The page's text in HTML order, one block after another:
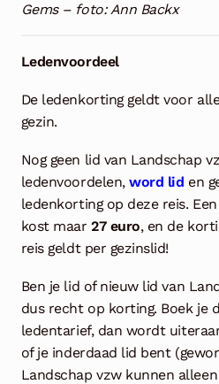
Gems – foto: Ann Backx
Ledenvoordeel
De ledenkorting geldt voor
gezin.
Nog geen lid van Landschap
ledenvoordelen,word lid en
ledenkorting op deze reis.
kost maar27 euro, en de
reis geldt per gezinslid!
Ben je lid of nieuw lid van
dus recht op korting. Boek je
ledentarief, dan wordt
of je inderdaad lid bent
Landschap vzw kunnen